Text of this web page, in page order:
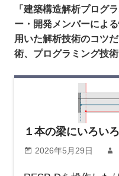
「建築構造解析プログ
ー・開発メンバーによ
用いた解析技術のコツ
術、プログラミング技
１本の梁にいろい
2026年5月29日